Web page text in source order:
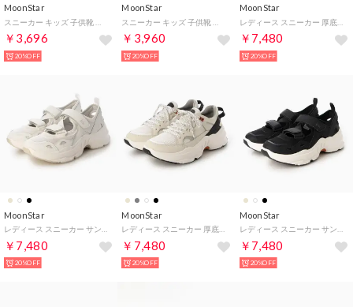
MoonStar
￥3,696
20%OFF
MoonStar
￥3,960
20%OFF
MoonStar
￥7,480
20%OFF
MoonStar
￥7,480
20%OFF
MoonStar
￥7,480
20%OFF
MoonStar
￥7,480
20%OFF